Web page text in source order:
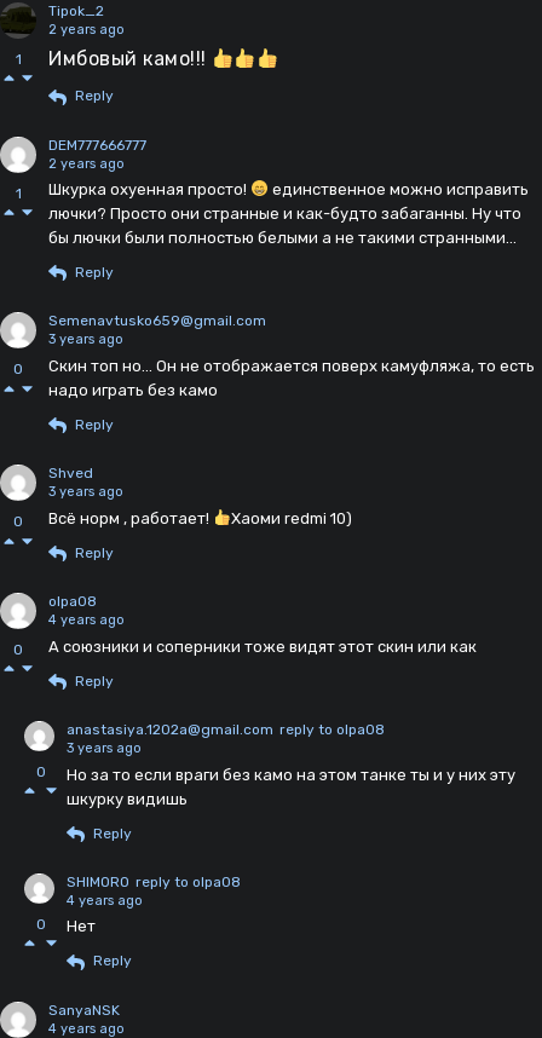
1
Tipok_2
2 years ago
Имбовый камо!!!
Reply
1
DEM777666777
2 years ago
Шкурка охуенная просто!
единственное можно исправить
лючки? Просто они странные и как-будто забаганны. Ну что
бы лючки были полностью белыми а не такими странными...
Reply
0
Semenavtusko659@gmail.com
3 years ago
Скин топ но... Он не отображается поверх камуфляжа, то есть
надо играть без камо
Reply
0
Shved
3 years ago
Всё норм , работает! Хаоми redmi 10)
Reply
0
olpa08
4 years ago
А союзники и соперники тоже видят этот скин или как
Reply
0
anastasiya.1202a@gmail.com reply to olpa08
3 years ago
Но за то если враги без камо на этом танке ты и у них эту
шкурку видишь
Reply
0
SHIMORO reply to olpa08
4 years ago
Нет
Reply
SanyaNSK
4 years ago